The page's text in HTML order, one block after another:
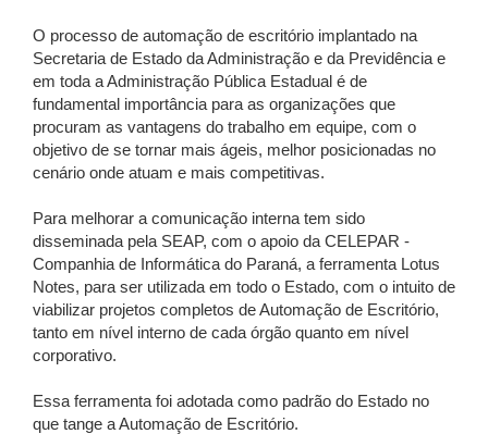
O processo de automação de escritório implantado na
Secretaria de Estado da Administração e da Previdência e
em toda a Administração Pública Estadual é de
fundamental importância para as organizações que
procuram as vantagens do trabalho em equipe, com o
objetivo de se tornar mais ágeis, melhor posicionadas no
cenário onde atuam e mais competitivas.
Para melhorar a comunicação interna tem sido
disseminada pela SEAP, com o apoio da CELEPAR -
Companhia de Informática do Paraná, a ferramenta Lotus
Notes, para ser utilizada em todo o Estado, com o intuito de
viabilizar projetos completos de Automação de Escritório,
tanto em nível interno de cada órgão quanto em nível
corporativo.
Essa ferramenta foi adotada como padrão do Estado no
que tange a Automação de Escritório.